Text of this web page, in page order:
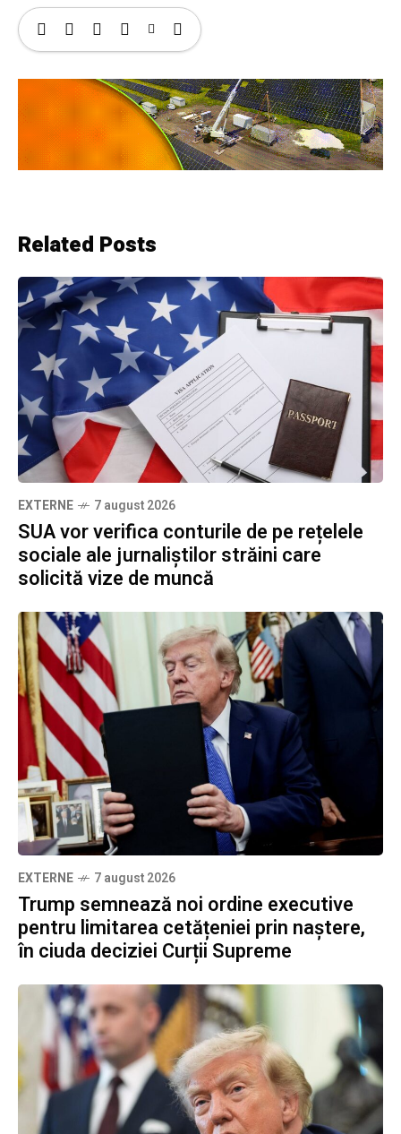
Related Posts
EXTERNE 7 august 2026
SUA vor verifica conturile de pe rețelele
sociale ale jurnaliștilor străini care
solicită vize de muncă
EXTERNE 7 august 2026
Trump semnează noi ordine executive
pentru limitarea cetățeniei prin naștere,
în ciuda deciziei Curții Supreme